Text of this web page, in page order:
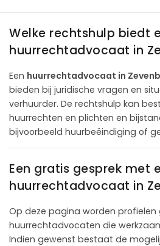
Welke rechtshulp biedt
huurrechtadvocaat in
Een huurrechtadvocaat in
bieden bij juridische vragen en
verhuurder. De rechtshulp kan
huurrechten en plichten en
bijvoorbeeld huurbeëindiging of
Een gratis gesprek met
huurrechtadvocaat in
Op deze pagina worden
huurrechtadvocaten die
Indien gewenst bestaat de